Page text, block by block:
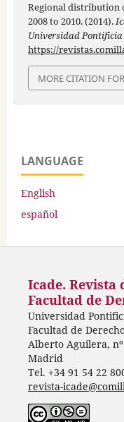
Regional distribution
2008 to 2010. (2014).
Universidad
https://
MORE CITATION
LANGUAGE
English
español
Icade. Revista
Facultad de
Universidad
Facultad de
Alberto Aguilera, nº
Madrid
Tel. +34 91 54 22
revista-